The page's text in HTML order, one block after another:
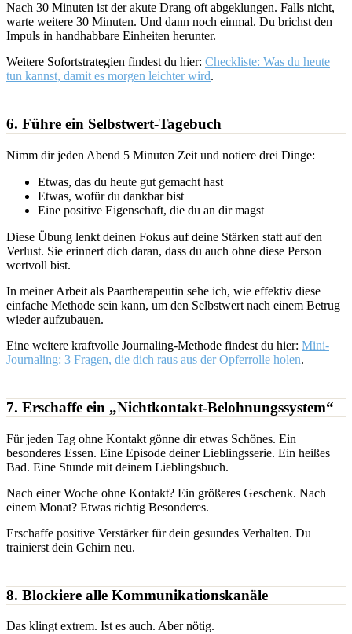
Nach 30 Minuten ist der akute Drang oft abgeklungen. Falls nicht,
warte weitere 30 Minuten. Und dann noch einmal. Du brichst den
Impuls in handhabbare Einheiten herunter.
Weitere Sofortstrategien findest du hier: Checkliste: Was du heute
tun kannst, damit es morgen leichter wird.
6. Führe ein Selbstwert-Tagebuch
Nimm dir jeden Abend 5 Minuten Zeit und notiere drei Dinge:
Etwas, das du heute gut gemacht hast
Etwas, wofür du dankbar bist
Eine positive Eigenschaft, die du an dir magst
Diese Übung lenkt deinen Fokus auf deine Stärken statt auf den
Verlust. Sie erinnert dich daran, dass du auch ohne diese Person
wertvoll bist.
In meiner Arbeit als Paartherapeutin sehe ich, wie effektiv diese
einfache Methode sein kann, um den Selbstwert nach einem Betrug
wieder aufzubauen.
Eine weitere kraftvolle Journaling-Methode findest du hier: Mini-
Journaling: 3 Fragen, die dich raus aus der Opferrolle holen.
7. Erschaffe ein „Nichtkontakt-Belohnungssystem“
Für jeden Tag ohne Kontakt gönne dir etwas Schönes. Ein
besonderes Essen. Eine Episode deiner Lieblingsserie. Ein heißes
Bad. Eine Stunde mit deinem Lieblingsbuch.
Nach einer Woche ohne Kontakt? Ein größeres Geschenk. Nach
einem Monat? Etwas richtig Besonderes.
Erschaffe positive Verstärker für dein gesundes Verhalten. Du
trainierst dein Gehirn neu.
8. Blockiere alle Kommunikationskanäle
Das klingt extrem. Ist es auch. Aber nötig.